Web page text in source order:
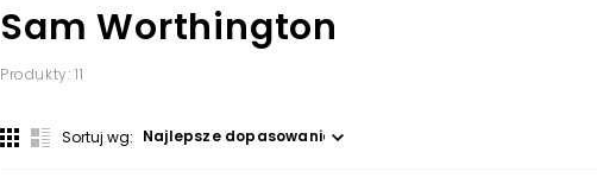
Sam Worthington
Produkty: 11
Sortuj wg: